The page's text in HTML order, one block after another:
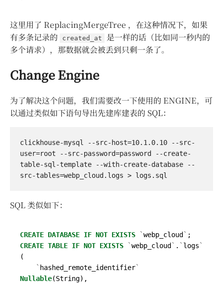
这里用了 ReplacingMergeTree ，在这种情况下，如果
有多条记录的
created_at
是一样的话（比如同一秒内的
多个请求），那数据就会被丢到只剩一条了。
Change Engine
为了解决这个问题，我们需要改一下使用的 ENGINE，可
以通过类似如下语句导出先建库建表的 SQL：
clickhouse-mysql --src-host=10.1.0.10 --src-
user=root --src-password=password --create-
table-sql-template --with-create-database --
SQL 类似如下：
CREATE DATABASE IF NOT EXISTS `webp_cloud ` ;
CREATE TABLE IF NOT EXISTS `webp_cloud ` . ` logs `
(
` hashed_remote_identifier`
Nullable(String),